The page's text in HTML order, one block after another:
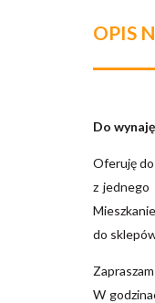
OPIS
Do
Oferuję do
z jednego
do
​​​​​​​W